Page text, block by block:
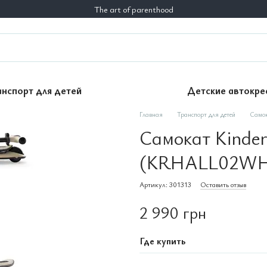
The art of parenthood
для детей Детские
Главная Транспорт для детей
Самокат
Артикул: 301313 Оставить отзыв
2 990 грн
Где купить